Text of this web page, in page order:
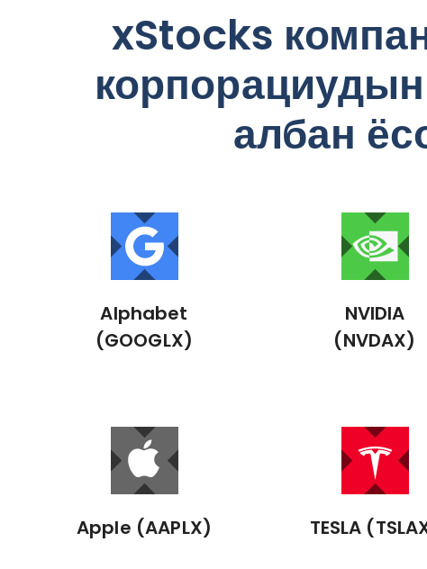
xStocks
албан
Alphabet
(GOOGLX)
Apple (AAPLX)
NVIDIA
(NVDAX)
TESLA